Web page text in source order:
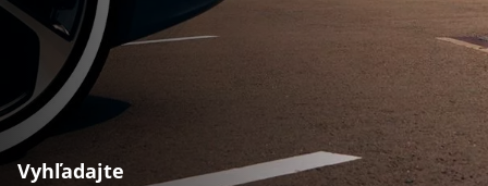
Vyhľadajte